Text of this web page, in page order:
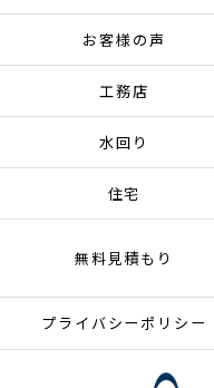
お客様の声
工務店
水回り
住宅
無料見積もり
プライバシーポリシー